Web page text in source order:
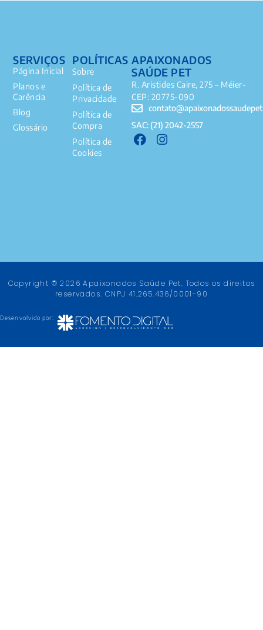
POLÍTICAS
Sobre
Política de
Privacidade
Política de
Compra
Política de
Cookies
SERVIÇOS
Página Inicial
Planos e
Carência
Blog
Glossário
APAIXONADOS
SAÚDE PET
R. Aristides Caire, 275 – Méier-
CEP: 20775-090
SAC: (21) 2042-2557
Copyright © 2026 Apaixonados Saúde Pet. Todos os direitos
reservados. CNPJ 41.265.436/0001-90
Desenvolvido por: